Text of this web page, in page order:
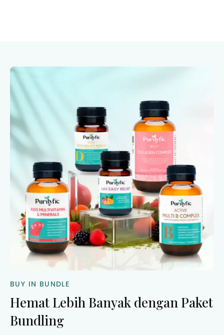
BUY IN BUNDLE
Hemat Lebih Banyak dengan Paket
Bundling